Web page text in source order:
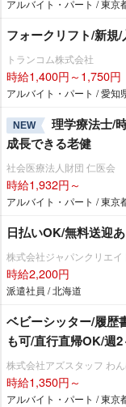
アルバイト・パート / 東京
フォークリフト/新規
トランコム株式会社
時給1,400円～1,750円
アルバイト・パート / 愛知
NEW
理学療法士/
成長できる老健
社会医療法人財団 仁医会
時給1,932円～
アルバイト・パート / 東京
日払いOK/無料送迎
株式会社ジャパンクリエ
時給2,200円
派遣社員 / 北海道
ベビーシッター/履歴
も可/直行直帰OK/週
株式会社アズスタッフ わ
時給1,350円～
アルバイト・パート / 東京